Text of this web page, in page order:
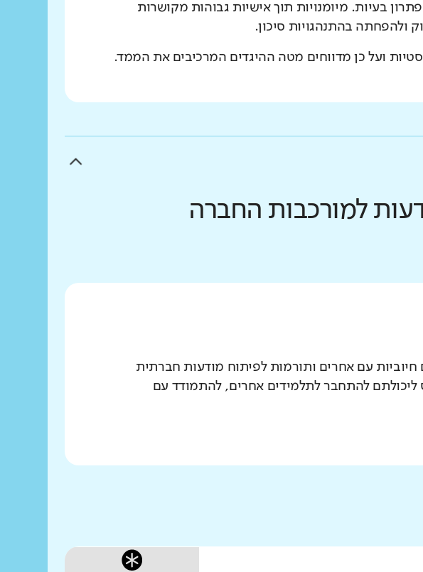
בעיות. מיומנויות תוך אישיות גבוהות מקושרות
ולהפחתה בהתנהגויות סיכון.
ועל כן מדווחים מטה ההיגדים המרכיבים את הממד.
למורכבות החברה
עם אחרים ותורמות לפיתוח מודעות חברתית
ליכולתם להתחבר לתלמידים אחרים, להתמודד עם